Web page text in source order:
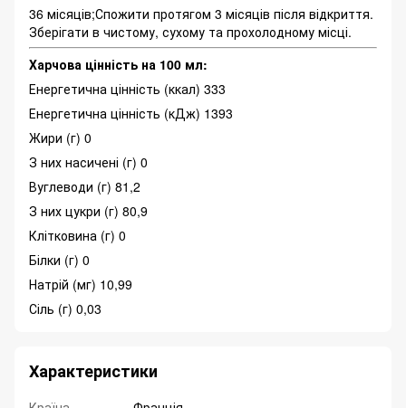
36 місяців;Спожити протягом 3 місяців після відкриття.
Зберігати в чистому, сухому та прохолодному місці.
Харчова цінність на 100 мл:
Енергетична цінність (ккал) 333
Енергетична цінність (кДж) 1393
Жири (г) 0
З них насичені (г) 0
Вуглеводи (г) 81,2
З них цукри (г) 80,9
Клітковина (г) 0
Білки (г) 0
Натрій (мг) 10,99
Сіль (г) 0,03
Характеристики